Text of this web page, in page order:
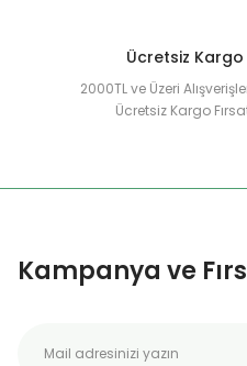
Ücretsiz Kargo
2000TL ve Üzeri
Ücretsiz Kargo
Kampanya ve